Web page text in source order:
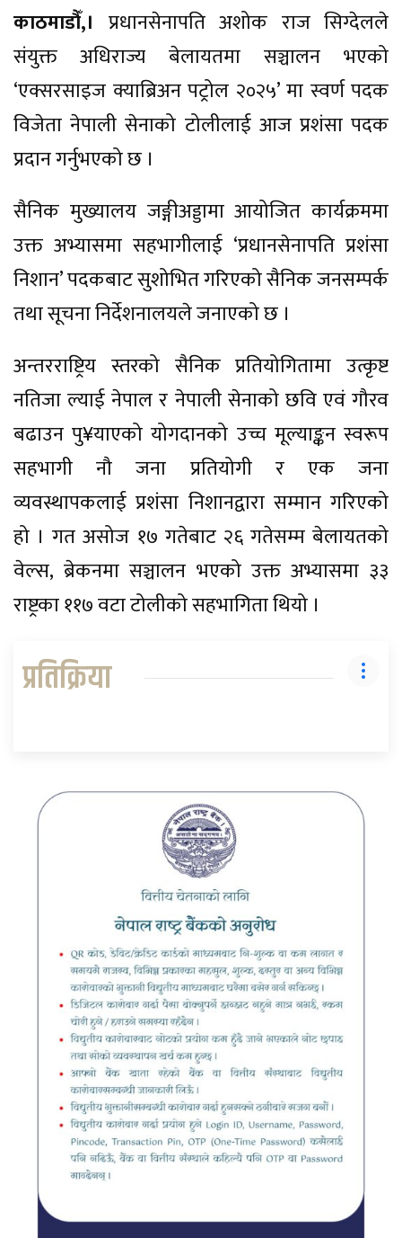
काठमाडौँ,। प्रधानसेनापति अशोक राज सिग्देलले
संयुक्त अधिराज्य बेलायतमा सञ्चालन भएको
‘एक्सरसाइज क्याब्रिअन पट्रोल २०२५’ मा स्वर्ण पदक
विजेता नेपाली सेनाको टोलीलाई आज प्रशंसा पदक
प्रदान गर्नुभएको छ ।
सैनिक मुख्यालय जङ्गीअड्डामा आयोजित कार्यक्रममा
उक्त अभ्यासमा सहभागीलाई ‘प्रधानसेनापति प्रशंसा
निशान’ पदकबाट सुशोभित गरिएको सैनिक जनसम्पर्क
तथा सूचना निर्देशनालयले जनाएको छ ।
अन्तरराष्ट्रिय स्तरको सैनिक प्रतियोगितामा उत्कृष्ट
नतिजा ल्याई नेपाल र नेपाली सेनाको छवि एवं गौरव
बढाउन पु¥याएको योगदानको उच्च मूल्याङ्कन स्वरूप
सहभागी नौ जना प्रतियोगी र एक जना
व्यवस्थापकलाई प्रशंसा निशानद्वारा सम्मान गरिएको
हो । गत असोज १७ गतेबाट २६ गतेसम्म बेलायतको
वेल्स, ब्रेकनमा सञ्चालन भएको उक्त अभ्यासमा ३३
राष्ट्रका ११७ वटा टोलीको सहभागिता थियो ।
प्रतिक्रिया